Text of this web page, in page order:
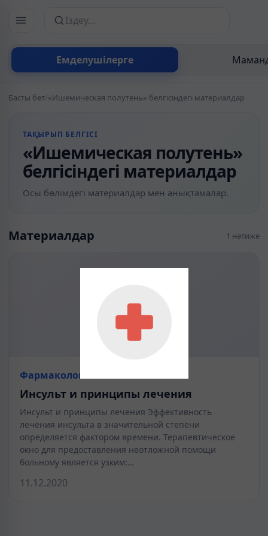
Емделушілерге
Сайттан іздеу
Басты бет/«Ишемическая полутень» белгісіндегі материалдар
ТАҚЫРЫП БЕЛГІСІ
«Ишемическая полутень»
белгісіндегі материалдар
Осы бөлімдегі материалдар мен анықтамалар.
Материалдар 1 нәтиже
Фармакология
Инсульт и принципы лечения
Инсульт и принципы лечения Эффективность
лечения инсульта в значительной степени
определяется фактором времени. Терапевтическое
окно для предоставления неотложной помощи
больному является узким:…
11.12.2020